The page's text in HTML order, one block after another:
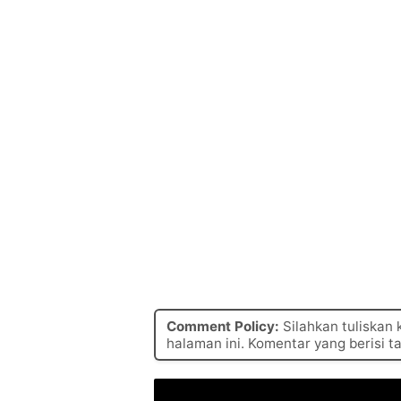
Comment Policy: Silahkan tuliskan
halaman ini. Komentar yang berisi